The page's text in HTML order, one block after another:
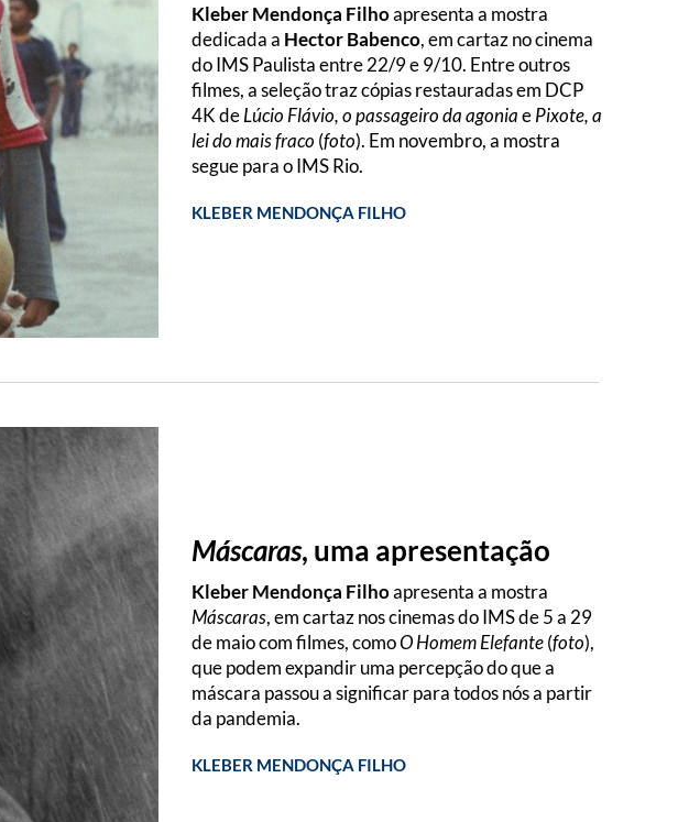
Kleber Mendonça Filhoapresenta a mostra
dedicada a Hector Babenco, em cartaz no cinema
do IMS Paulista entre 22/9 e 9/10. Entre outros
filmes, a seleção traz cópias restauradas em DCP
4K deLúcio Flávio, o passageiro da agoniaePixote, a
lei do mais fraco (foto). Em novembro, a mostra
segue para o IMS Rio.
KLEBER MENDONÇA FILHO
Máscaras, uma apresentação
Kleber Mendonça Filhoapresenta a mostra
Máscaras, em cartaz nos cinemas do IMS de 5 a 29
de maio com filmes, comoO Homem Elefante(foto),
que podem expandir uma percepção do que a
máscara passou a significar para todos nós a partir
da pandemia.
KLEBER MENDONÇA FILHO